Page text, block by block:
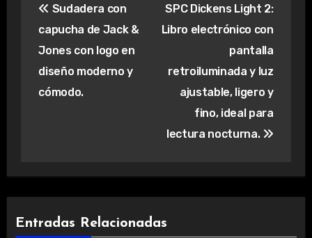
de
entradas
Sudadera con
capucha de Jack &
Jones con logo en
diseño moderno y
cómodo.
SPC Dickens Light 2:
Libro electrónico con
pantalla
retroiluminada y luz
ajustable, ligero y
fino, ideal para
lectura nocturna.
Entradas Relacionadas